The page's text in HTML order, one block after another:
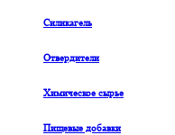
Силикагель
Отвердители
Химическое сырье
Пищевые добавки